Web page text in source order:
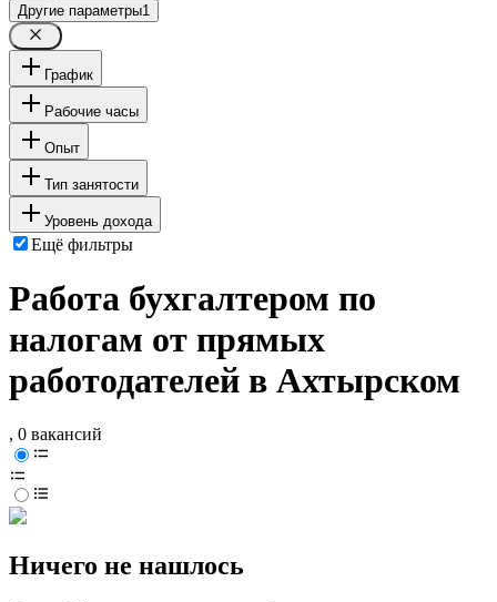
Другие параметры1
График
Рабочие часы
Опыт
Тип занятости
Уровень дохода
Ещё фильтры
Работа бухгалтером по
налогам от прямых
работодателей в Ахтырском
, 0 вакансий
Ничего не нашлось